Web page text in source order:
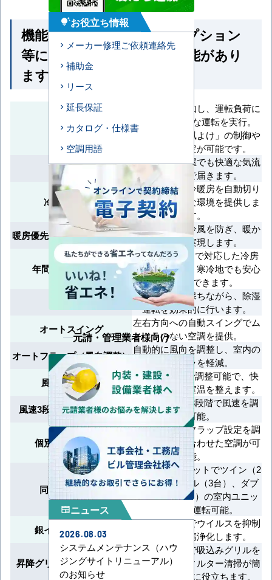
機能一覧 ※馬力・型番・オプション
等によって付いていない機能があり
ます
エコナビ
人の動きを検知し、運転負荷に
応じて効率的な運転を実行。
「風あて」「風よけ」の制御や
個別風向設定が可能です。
高天井対応
天井の高い部屋でも快適な気流
が足元まで届きます。
冷暖自動切換
室温に応じて冷暖房を自動切り
替えし、快適な環境を提供しま
す。
暖房優先（ホットスタート）
暖房開始時に冷風を防ぎ、暖か
い空調を実現します。
年間冷房（-15°C）
外気温-15°Cまで対応した冷房
運転が可能で、寒冷地でも安心
して使用できます。
ドライ機能
室温を一定に保ちながら、除湿
運転を効果的に行います。
オートスイング
左右方向への自動スイングでム
ラのない空調を提供。
オートフラップ（風向調整）
自動的に風向を調整し、室内の
温度ムラを軽減。
風速5段階切換
風速を5段階で調整可能で、快
適かつ迅速に室温を整えます。
風速3段階切替（急強弱）
急・強・弱の3段階で風速を調
整可能。
個別フラップ設定
吹出口ごとにフラップ設定を調
整し、好みに合わせた空調が可
能。
同時運転マルチ
1台の室外ユニットでツイン（2
台）、トリプル（3台）、ダブ
ルツイン（4台）の室内ユニッ
トを同時運転可能。
銀イオン抑制機能
銀イオン技術でウイルスを抑制
し、空気を清浄化します。
昇降グリル（電動昇降式）
リモコン操作で吸込みグリルを
昇降可能。フィルター清掃が簡
単で時間短縮に役立ちます。
tips_and_updatesお役立ち情報
メーカー修理ご依頼連絡先
補助金
リース
延長保証
カタログ・仕様書
空調用語
元請・管理業者様向け
newspaperニュース
2026.08.03
システムメンテナンス（ハウ
ジングサイトリニューアル）
のお知らせ